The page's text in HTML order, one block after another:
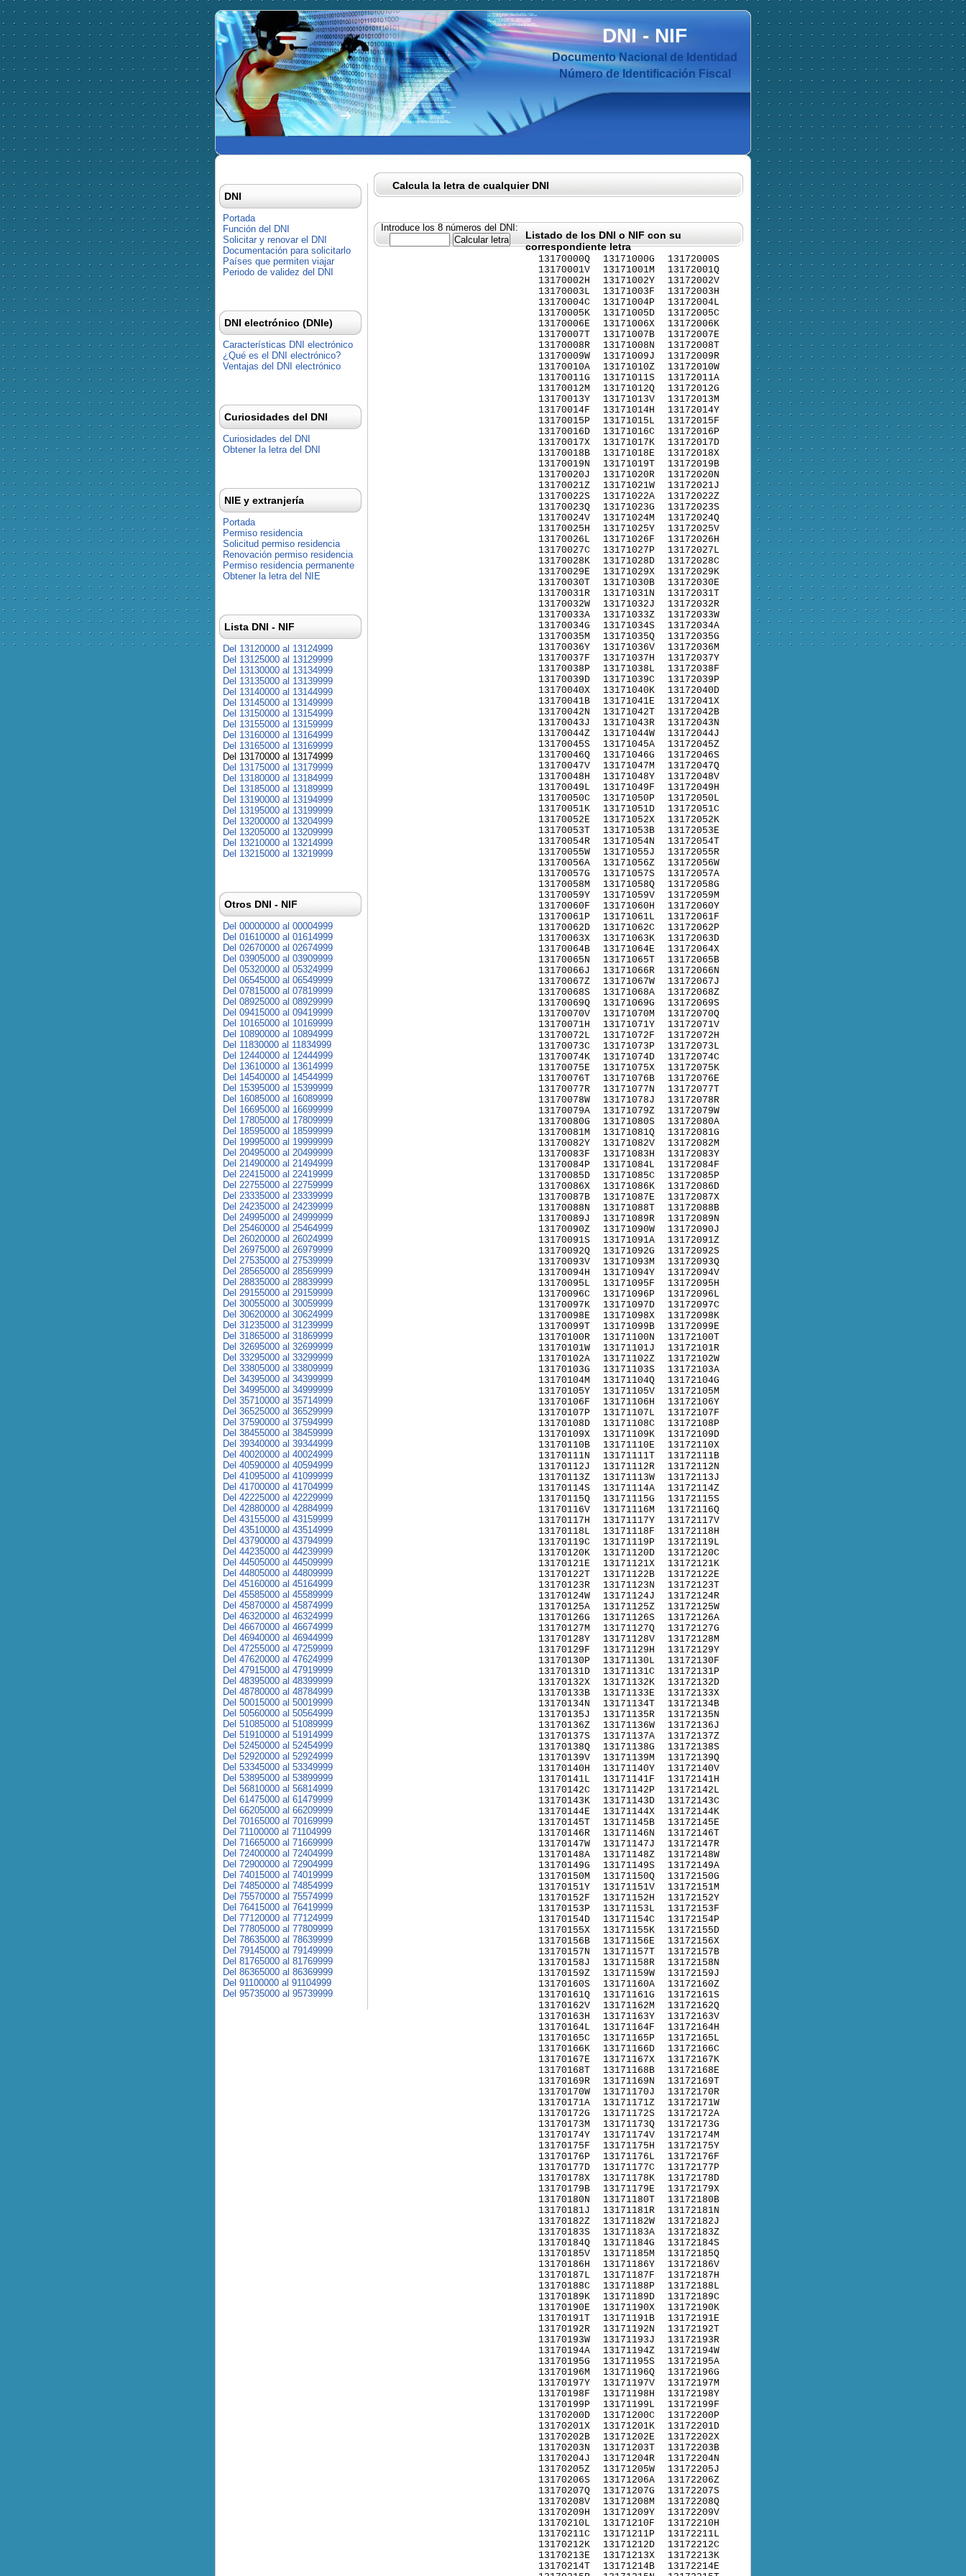
DNI-NIF
Documento Nacional de Identidad
Número de Identificación Fiscal
Calcula la letra de cualquier DNI
Introduce los 8 números del DNI:
Listado de los DNI o NIF con su
correspondiente letra
13170000Q
13170001V
13170002H
13170003L
13170004C
13170005K
13170006E
13170007T
13170008R
13170009W
13170010A
13170011G
13170012M
13170013Y
13170014F
13170015P
13170016D
13170017X
13170018B
13170019N
13170020J
13170021Z
13170022S
13170023Q
13170024V
13170025H
13170026L
13170027C
13170028K
13170029E
13170030T
13170031R
13170032W
13170033A
13170034G
13170035M
13170036Y
13170037F
13170038P
13170039D
13170040X
13170041B
13170042N
13170043J
13170044Z
13170045S
13170046Q
13170047V
13170048H
13170049L
13170050C
13170051K
13170052E
13170053T
13170054R
13170055W
13170056A
13170057G
13170058M
13170059Y
13170060F
13170061P
13170062D
13170063X
13170064B
13170065N
13170066J
13170067Z
13170068S
13170069Q
13170070V
13170071H
13170072L
13170073C
13170074K
13170075E
13170076T
13170077R
13170078W
13170079A
13170080G
13170081M
13170082Y
13170083F
13170084P
13170085D
13170086X
13170087B
13170088N
13170089J
13170090Z
13170091S
13170092Q
13170093V
13170094H
13170095L
13170096C
13170097K
13170098E
13170099T
13170100R
13170101W
13170102A
13170103G
13170104M
13170105Y
13170106F
13170107P
13170108D
13170109X
13170110B
13170111N
13170112J
13170113Z
13170114S
13170115Q
13170116V
13170117H
13170118L
13170119C
13170120K
13170121E
13170122T
13170123R
13170124W
13170125A
13170126G
13170127M
13170128Y
13170129F
13170130P
13170131D
13170132X
13170133B
13170134N
13170135J
13170136Z
13170137S
13170138Q
13170139V
13170140H
13170141L
13170142C
13170143K
13170144E
13170145T
13170146R
13170147W
13170148A
13170149G
13170150M
13170151Y
13170152F
13170153P
13170154D
13170155X
13170156B
13170157N
13170158J
13170159Z
13170160S
13170161Q
13170162V
13170163H
13170164L
13170165C
13170166K
13170167E
13170168T
13170169R
13170170W
13170171A
13170172G
13170173M
13170174Y
13170175F
13170176P
13170177D
13170178X
13170179B
13170180N
13170181J
13170182Z
13170183S
13170184Q
13170185V
13170186H
13170187L
13170188C
13170189K
13170190E
13170191T
13170192R
13170193W
13170194A
13170195G
13170196M
13170197Y
13170198F
13170199P
13170200D
13170201X
13170202B
13170203N
13170204J
13170205Z
13170206S
13170207Q
13170208V
13170209H
13170210L
13170211C
13170212K
13170213E
13170214T
13171000G
13171001M
13171002Y
13171003F
13171004P
13171005D
13171006X
13171007B
13171008N
13171009J
13171010Z
13171011S
13171012Q
13171013V
13171014H
13171015L
13171016C
13171017K
13171018E
13171019T
13171020R
13171021W
13171022A
13171023G
13171024M
13171025Y
13171026F
13171027P
13171028D
13171029X
13171030B
13171031N
13171032J
13171033Z
13171034S
13171035Q
13171036V
13171037H
13171038L
13171039C
13171040K
13171041E
13171042T
13171043R
13171044W
13171045A
13171046G
13171047M
13171048Y
13171049F
13171050P
13171051D
13171052X
13171053B
13171054N
13171055J
13171056Z
13171057S
13171058Q
13171059V
13171060H
13171061L
13171062C
13171063K
13171064E
13171065T
13171066R
13171067W
13171068A
13171069G
13171070M
13171071Y
13171072F
13171073P
13171074D
13171075X
13171076B
13171077N
13171078J
13171079Z
13171080S
13171081Q
13171082V
13171083H
13171084L
13171085C
13171086K
13171087E
13171088T
13171089R
13171090W
13171091A
13171092G
13171093M
13171094Y
13171095F
13171096P
13171097D
13171098X
13171099B
13171100N
13171101J
13171102Z
13171103S
13171104Q
13171105V
13171106H
13171107L
13171108C
13171109K
13171110E
13171111T
13171112R
13171113W
13171114A
13171115G
13171116M
13171117Y
13171118F
13171119P
13171120D
13171121X
13171122B
13171123N
13171124J
13171125Z
13171126S
13171127Q
13171128V
13171129H
13171130L
13171131C
13171132K
13171133E
13171134T
13171135R
13171136W
13171137A
13171138G
13171139M
13171140Y
13171141F
13171142P
13171143D
13171144X
13171145B
13171146N
13171147J
13171148Z
13171149S
13171150Q
13171151V
13171152H
13171153L
13171154C
13171155K
13171156E
13171157T
13171158R
13171159W
13171160A
13171161G
13171162M
13171163Y
13171164F
13171165P
13171166D
13171167X
13171168B
13171169N
13171170J
13171171Z
13171172S
13171173Q
13171174V
13171175H
13171176L
13171177C
13171178K
13171179E
13171180T
13171181R
13171182W
13171183A
13171184G
13171185M
13171186Y
13171187F
13171188P
13171189D
13171190X
13171191B
13171192N
13171193J
13171194Z
13171195S
13171196Q
13171197V
13171198H
13171199L
13171200C
13171201K
13171202E
13171203T
13171204R
13171205W
13171206A
13171207G
13171208M
13171209Y
13171210F
13171211P
13171212D
13171213X
13171214B
13172000S
13172001Q
13172002V
13172003H
13172004L
13172005C
13172006K
13172007E
13172008T
13172009R
13172010W
13172011A
13172012G
13172013M
13172014Y
13172015F
13172016P
13172017D
13172018X
13172019B
13172020N
13172021J
13172022Z
13172023S
13172024Q
13172025V
13172026H
13172027L
13172028C
13172029K
13172030E
13172031T
13172032R
13172033W
13172034A
13172035G
13172036M
13172037Y
13172038F
13172039P
13172040D
13172041X
13172042B
13172043N
13172044J
13172045Z
13172046S
13172047Q
13172048V
13172049H
13172050L
13172051C
13172052K
13172053E
13172054T
13172055R
13172056W
13172057A
13172058G
13172059M
13172060Y
13172061F
13172062P
13172063D
13172064X
13172065B
13172066N
13172067J
13172068Z
13172069S
13172070Q
13172071V
13172072H
13172073L
13172074C
13172075K
13172076E
13172077T
13172078R
13172079W
13172080A
13172081G
13172082M
13172083Y
13172084F
13172085P
13172086D
13172087X
13172088B
13172089N
13172090J
13172091Z
13172092S
13172093Q
13172094V
13172095H
13172096L
13172097C
13172098K
13172099E
13172100T
13172101R
13172102W
13172103A
13172104G
13172105M
13172106Y
13172107F
13172108P
13172109D
13172110X
13172111B
13172112N
13172113J
13172114Z
13172115S
13172116Q
13172117V
13172118H
13172119L
13172120C
13172121K
13172122E
13172123T
13172124R
13172125W
13172126A
13172127G
13172128M
13172129Y
13172130F
13172131P
13172132D
13172133X
13172134B
13172135N
13172136J
13172137Z
13172138S
13172139Q
13172140V
13172141H
13172142L
13172143C
13172144K
13172145E
13172146T
13172147R
13172148W
13172149A
13172150G
13172151M
13172152Y
13172153F
13172154P
13172155D
13172156X
13172157B
13172158N
13172159J
13172160Z
13172161S
13172162Q
13172163V
13172164H
13172165L
13172166C
13172167K
13172168E
13172169T
13172170R
13172171W
13172172A
13172173G
13172174M
13172175Y
13172176F
13172177P
13172178D
13172179X
13172180B
13172181N
13172182J
13172183Z
13172184S
13172185Q
13172186V
13172187H
13172188L
13172189C
13172190K
13172191E
13172192T
13172193R
13172194W
13172195A
13172196G
13172197M
13172198Y
13172199F
13172200P
13172201D
13172202X
13172203B
13172204N
13172205J
13172206Z
13172207S
13172208Q
13172209V
13172210H
13172211L
13172212C
13172213K
13172214E
DNI
Portada
Función del DNI
Solicitar y renovar el DNI
Documentación para solicitarlo
Países que permiten viajar
Periodo de validez del DNI
DNI electrónico (DNIe)
Características DNI electrónico
¿Qué es el DNI electrónico?
Ventajas del DNI electrónico
Curiosidades del DNI
Curiosidades del DNI
Obtener la letra del DNI
NIE y extranjería
Portada
Permiso residencia
Solicitud permiso residencia
Renovación permiso residencia
Permiso residencia permanente
Obtener la letra del NIE
Lista DNI - NIF
Del 13120000 al 13124999
Del 13125000 al 13129999
Del 13130000 al 13134999
Del 13135000 al 13139999
Del 13140000 al 13144999
Del 13145000 al 13149999
Del 13150000 al 13154999
Del 13155000 al 13159999
Del 13160000 al 13164999
Del 13165000 al 13169999
Del 13170000 al 13174999
Del 13175000 al 13179999
Del 13180000 al 13184999
Del 13185000 al 13189999
Del 13190000 al 13194999
Del 13195000 al 13199999
Del 13200000 al 13204999
Del 13205000 al 13209999
Del 13210000 al 13214999
Del 13215000 al 13219999
Otros DNI - NIF
Del 00000000 al 00004999
Del 01610000 al 01614999
Del 02670000 al 02674999
Del 03905000 al 03909999
Del 05320000 al 05324999
Del 06545000 al 06549999
Del 07815000 al 07819999
Del 08925000 al 08929999
Del 09415000 al 09419999
Del 10165000 al 10169999
Del 10890000 al 10894999
Del 11830000 al 11834999
Del 12440000 al 12444999
Del 13610000 al 13614999
Del 14540000 al 14544999
Del 15395000 al 15399999
Del 16085000 al 16089999
Del 16695000 al 16699999
Del 17805000 al 17809999
Del 18595000 al 18599999
Del 19995000 al 19999999
Del 20495000 al 20499999
Del 21490000 al 21494999
Del 22415000 al 22419999
Del 22755000 al 22759999
Del 23335000 al 23339999
Del 24235000 al 24239999
Del 24995000 al 24999999
Del 25460000 al 25464999
Del 26020000 al 26024999
Del 26975000 al 26979999
Del 27535000 al 27539999
Del 28565000 al 28569999
Del 28835000 al 28839999
Del 29155000 al 29159999
Del 30055000 al 30059999
Del 30620000 al 30624999
Del 31235000 al 31239999
Del 31865000 al 31869999
Del 32695000 al 32699999
Del 33295000 al 33299999
Del 33805000 al 33809999
Del 34395000 al 34399999
Del 34995000 al 34999999
Del 35710000 al 35714999
Del 36525000 al 36529999
Del 37590000 al 37594999
Del 38455000 al 38459999
Del 39340000 al 39344999
Del 40020000 al 40024999
Del 40590000 al 40594999
Del 41095000 al 41099999
Del 41700000 al 41704999
Del 42225000 al 42229999
Del 42880000 al 42884999
Del 43155000 al 43159999
Del 43510000 al 43514999
Del 43790000 al 43794999
Del 44235000 al 44239999
Del 44505000 al 44509999
Del 44805000 al 44809999
Del 45160000 al 45164999
Del 45585000 al 45589999
Del 45870000 al 45874999
Del 46320000 al 46324999
Del 46670000 al 46674999
Del 46940000 al 46944999
Del 47255000 al 47259999
Del 47620000 al 47624999
Del 47915000 al 47919999
Del 48395000 al 48399999
Del 48780000 al 48784999
Del 50015000 al 50019999
Del 50560000 al 50564999
Del 51085000 al 51089999
Del 51910000 al 51914999
Del 52450000 al 52454999
Del 52920000 al 52924999
Del 53345000 al 53349999
Del 53895000 al 53899999
Del 56810000 al 56814999
Del 61475000 al 61479999
Del 66205000 al 66209999
Del 70165000 al 70169999
Del 71100000 al 71104999
Del 71665000 al 71669999
Del 72400000 al 72404999
Del 72900000 al 72904999
Del 74015000 al 74019999
Del 74850000 al 74854999
Del 75570000 al 75574999
Del 76415000 al 76419999
Del 77120000 al 77124999
Del 77805000 al 77809999
Del 78635000 al 78639999
Del 79145000 al 79149999
Del 81765000 al 81769999
Del 86365000 al 86369999
Del 91100000 al 91104999
Del 95735000 al 95739999